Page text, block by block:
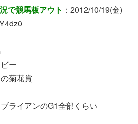
で競馬板アウト ：2012/10/19(金)
ー
菊花賞
ライアンのG1全部くらい